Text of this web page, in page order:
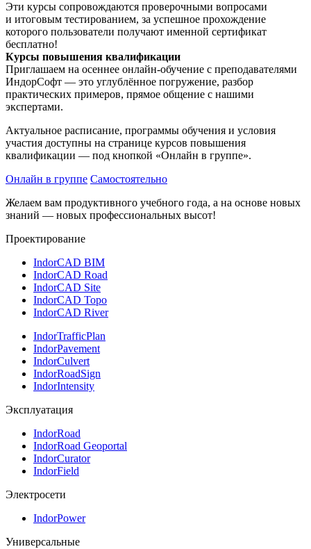
Эти курсы сопровождаются проверочными вопросами
и итоговым тестированием, за успешное прохождение
которого пользователи получают именной сертификат
бесплатно!
Курсы повышения квалификации
Приглашаем на осеннее онлайн-обучение с преподавателями
ИндорСофт — это углублённое погружение, разбор
практических примеров, прямое общение с нашими
экспертами.
Актуальное расписание, программы обучения и условия
участия доступны на странице курсов повышения
квалификации — под кнопкой «Онлайн в группе».
Онлайн в группе Самостоятельно
Желаем вам продуктивного учебного года, а на основе новых
знаний — новых профессиональных высот!
Проектирование
IndorCAD BIM
IndorCAD Road
IndorCAD Site
IndorCAD Topo
IndorCAD River
IndorTrafficPlan
IndorPavement
IndorCulvert
IndorRoadSign
IndorIntensity
Эксплуатация
IndorRoad
IndorRoad Geoportal
IndorCurator
IndorField
Электросети
IndorPower
Универсальные